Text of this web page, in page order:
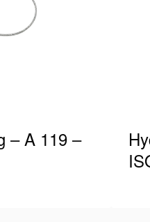
– A 119 –